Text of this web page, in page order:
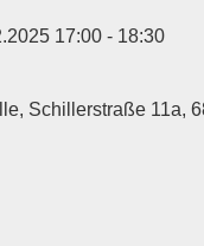
17:00 - 18:30
Schillerstraße 11a,